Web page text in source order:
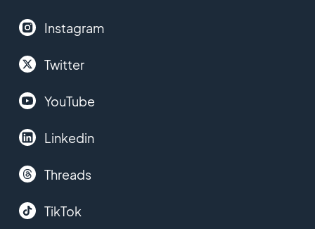
Instagram
Twitter
YouTube
Linkedin
Threads
TikTok